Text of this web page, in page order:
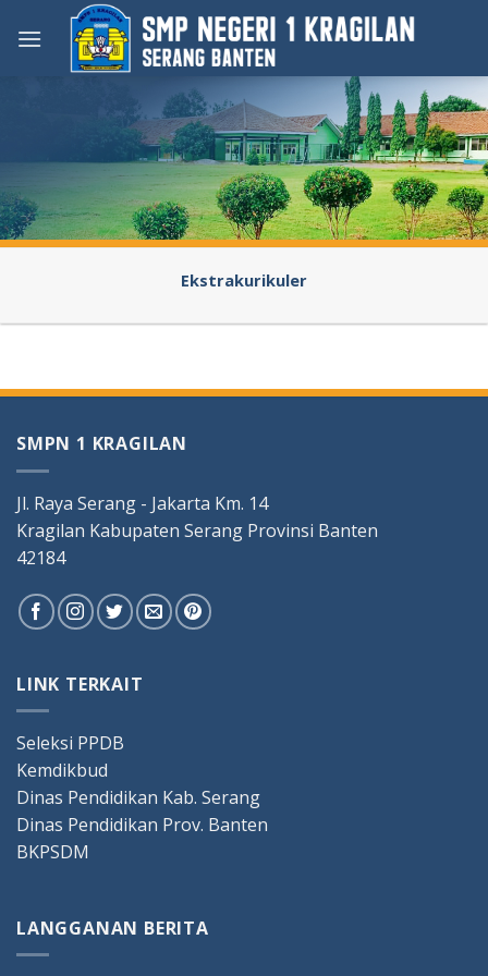
Ekstrakurikuler
SMPN 1 KRAGILAN
Jl. Raya Serang - Jakarta Km. 14
Kragilan Kabupaten Serang Provinsi Banten
42184
LINK TERKAIT
Seleksi PPDB
Kemdikbud
Dinas Pendidikan Kab. Serang
Dinas Pendidikan Prov. Banten
BKPSDM
LANGGANAN BERITA